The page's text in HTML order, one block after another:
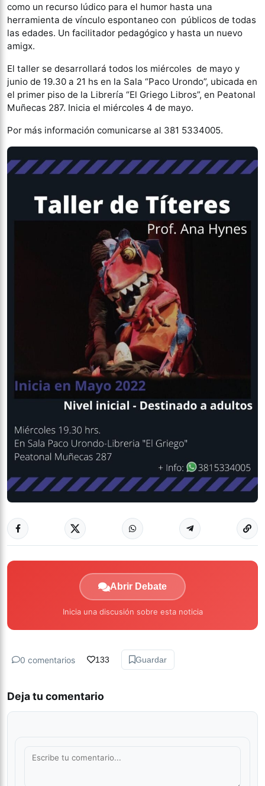
como un recurso lúdico para el humor hasta una
herramienta de vínculo espontaneo con públicos de todas
las edades. Un facilitador pedagógico y hasta un nuevo
amigx.
El taller se desarrollará todos los miércoles de mayo y
junio de 19.30 a 21 hs en la Sala “Paco Urondo”, ubicada en
el primer piso de la Librería “El Griego Libros”, en Peatonal
Muñecas 287. Inicia el miércoles 4 de mayo.
Por más información comunicarse al 381 5334005.
Abrir Debate
Inicia una discusión sobre esta noticia
0 comentarios 133 Guardar
Deja tu comentario